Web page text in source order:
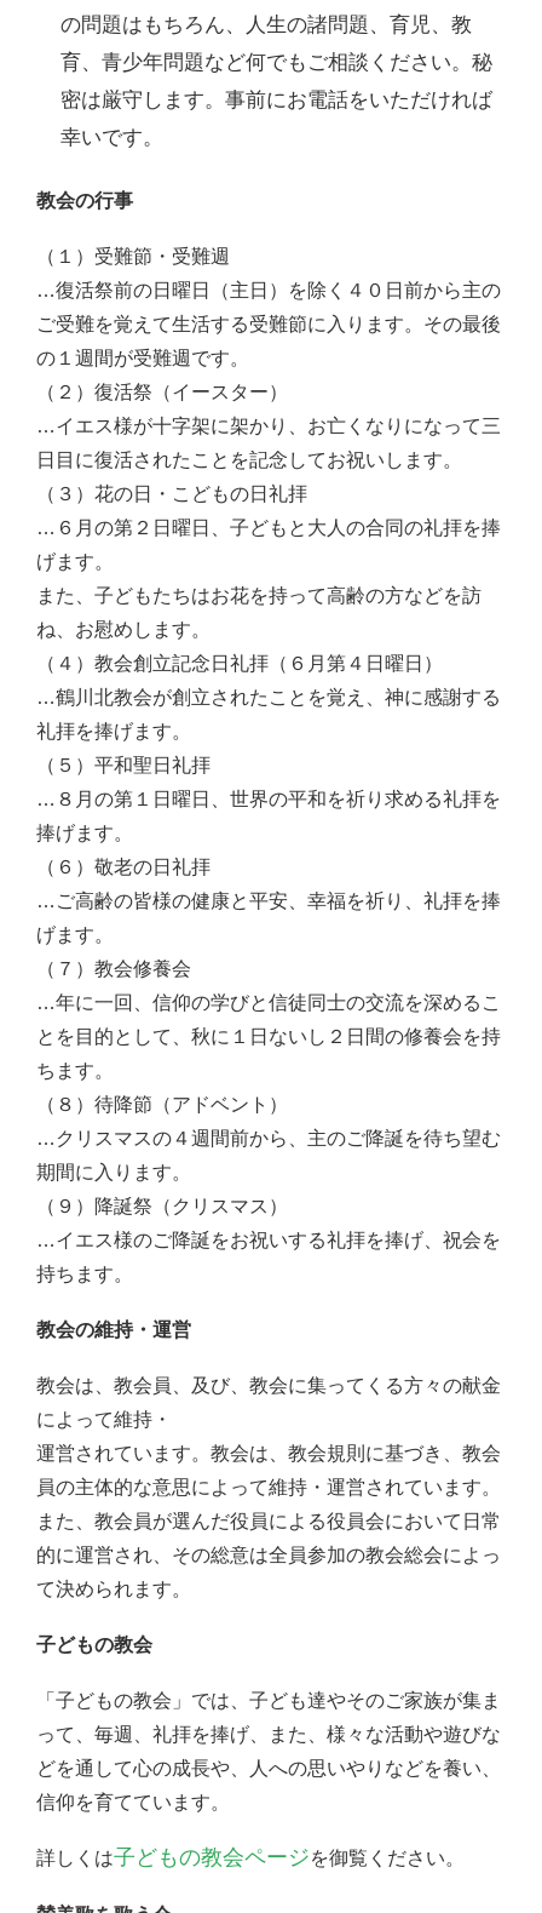
の問題はもちろん、人生の諸問題、育児、教
育、青少年問題など何でもご相談ください。秘
密は厳守します。事前にお電話をいただければ
幸いです。
教会の行事
（１）受難節・受難週
…復活祭前の日曜日（主日）を除く４０日前から主の
ご受難を覚えて生活する受難節に入ります。その最後
の１週間が受難週です。
（２）復活祭（イースター）
…イエス様が十字架に架かり、お亡くなりになって三
日目に復活されたことを記念してお祝いします。
（３）花の日・こどもの日礼拝
…６月の第２日曜日、子どもと大人の合同の礼拝を捧
げます。
また、子どもたちはお花を持って高齢の方などを訪
ね、お慰めします。
（４）教会創立記念日礼拝（６月第４日曜日）
…鶴川北教会が創立されたことを覚え、神に感謝する
礼拝を捧げます。
（５）平和聖日礼拝
…８月の第１日曜日、世界の平和を祈り求める礼拝を
捧げます。
（６）敬老の日礼拝
…ご高齢の皆様の健康と平安、幸福を祈り、礼拝を捧
げます。
（７）教会修養会
…年に一回、信仰の学びと信徒同士の交流を深めるこ
とを目的として、秋に１日ないし２日間の修養会を持
ちます。
（８）待降節（アドベント）
…クリスマスの４週間前から、主のご降誕を待ち望む
期間に入ります。
（９）降誕祭（クリスマス）
…イエス様のご降誕をお祝いする礼拝を捧げ、祝会を
持ちます。
教会の維持・運営
教会は、教会員、及び、教会に集ってくる方々の献金
によって維持・
運営されています。教会は、教会規則に基づき、教会
員の主体的な意思によって維持・運営されています。
また、教会員が選んだ役員による役員会において日常
的に運営され、その総意は全員参加の教会総会によっ
て決められます。
子どもの教会
「子どもの教会」では、子ども達やそのご家族が集ま
って、毎週、礼拝を捧げ、また、様々な活動や遊びな
どを通して心の成長や、人への思いやりなどを養い、
信仰を育てています。
詳しくは子どもの教会ページを御覧ください。